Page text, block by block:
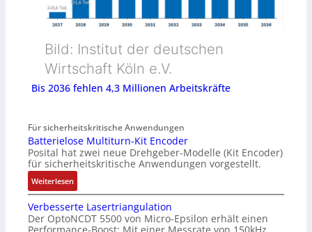
Bild: Institut der deutschen
Wirtschaft Köln e.V.
Bis 2036 fehlen 4,3 Millionen Arbeitskräfte
Für sicherheitskritische Anwendungen
Batterielose Multiturn-Kit Encoder
Posital hat zwei neue Drehgeber-Modelle (Kit Encoder)
für sicherheitskritische Anwendungen vorgestellt.
Weiterlesen:
B
a
t
Verbesserte Lasertriangulation
Der OptoNCDT 5500 von Micro-Epsilon erhält einen